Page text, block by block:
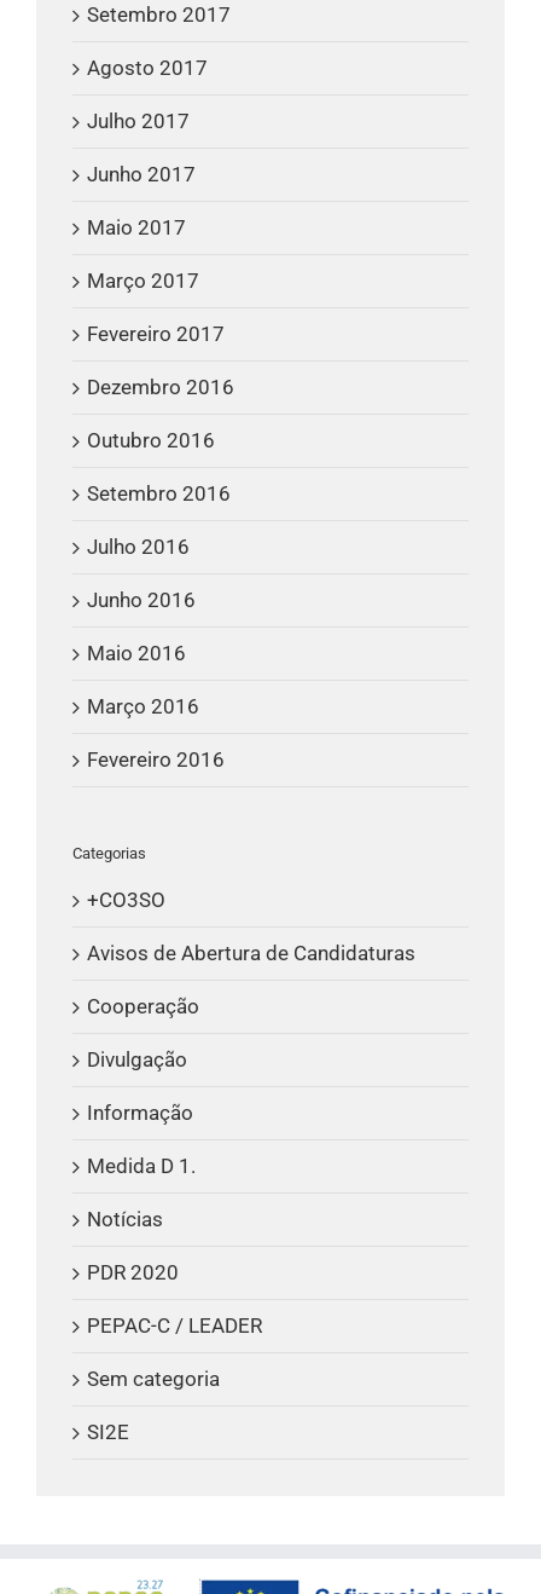
Setembro 2017
Agosto 2017
Julho 2017
Junho 2017
Maio 2017
Março 2017
Fevereiro 2017
Dezembro 2016
Outubro 2016
Setembro 2016
Julho 2016
Junho 2016
Maio 2016
Março 2016
Fevereiro 2016
Categorias
+CO3SO
Avisos de Abertura de Candidaturas
Cooperação
Divulgação
Informação
Medida D 1.
Notícias
PDR 2020
PEPAC-C / LEADER
Sem categoria
SI2E